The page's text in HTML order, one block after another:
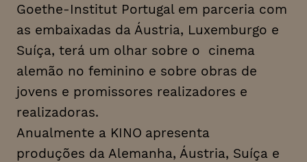
Goethe-Institut Portugal em parceria com
as embaixadas da Áustria, Luxemburgo e
Suíça, terá um olhar sobre o cinema
alemão no feminino e sobre obras de
jovens e promissores realizadores e
realizadoras.
Anualmente a KINO apresenta
produções da Alemanha, Áustria, Suíça e